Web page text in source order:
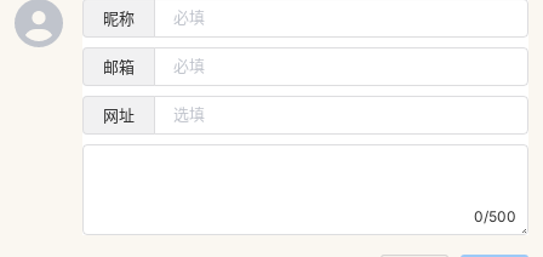
昵称
邮箱
网址
0/500